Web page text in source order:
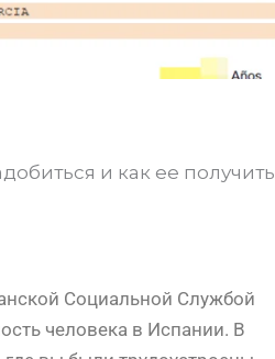
и как ее получить
Социальной Службой
человека в Испании. В